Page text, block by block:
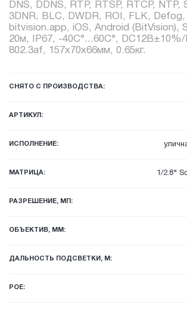
DNS, DDNS, RTP, RTSP, RTCP, NTP,
3DNR, BLC, DWDR, ROI, FLK, Defog,
bitvision.app, iOS, Android (BitVision),
20м, IP67, -40C°...60C°, DC12В±10%/
802.3af, 157x70x66мм, 0.65кг.
СНЯТО С ПРОИЗВОДСТВА:
АРТИКУЛ:
ИСПОЛНЕНИЕ:
МАТРИЦА: 1/2.8"
РАЗРЕШЕНИЕ, МП:
ОБЪЕКТИВ, ММ:
ДАЛЬНОСТЬ ПОДСВЕТКИ, М:
POE: